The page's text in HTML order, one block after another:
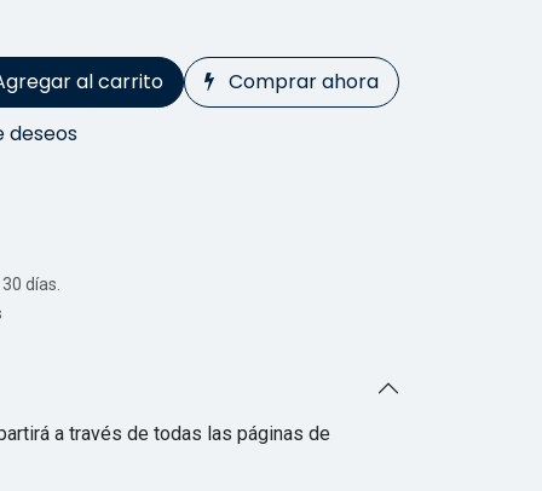
al carrito
Comprar ahora
deseos
días.
a través de todas las páginas de